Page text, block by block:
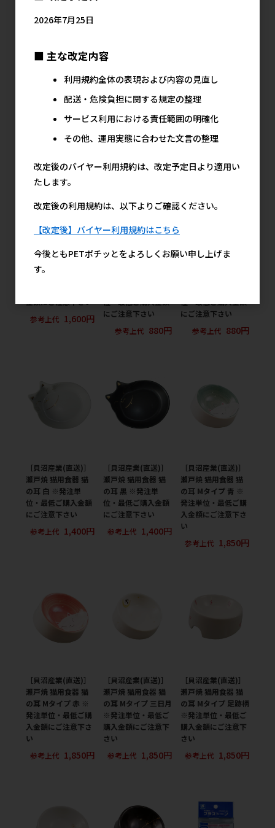
瀬戸焼 猫用食器 猫
位・最低ご購入金額
瀬戸焼 猫用食器 猫
単位・最低ご購入金
額にご注意下さい
猫の耳 深皿 白 ※発
金額にご注意下さい
参考上代
［貝沼産業(直送)］
金額にご注意下さい
参考上代 1,600円
位・最低ご購入金額
にご注意下さい
参考上代 880円
位・最低ご購入金額
にご注意下さい
参考上代 880円
［貝沼産業(直送)］
瀬戸焼 猫用食器 猫
の耳 白 ※発注単
位・最低ご購入金額
にご注意下さい
参考上代 1,400円
［貝沼産業(直送)］
瀬戸焼 猫用食器 猫
の耳 黒 ※発注単
位・最低ご購入金額
にご注意下さい
参考上代 1,400円
［貝沼産業(直送)］
瀬戸焼 猫用食器 猫
の耳 Mタイプ 青 ※
発注単位・最低ご購
入金額にご注意下さ
い
参考上代 1,850円
［貝沼産業(直送)］
瀬戸焼 猫用食器 猫
の耳 Mタイプ 赤 ※
発注単位・最低ご購
入金額にご注意下さ
い
参考上代 1,850円
［貝沼産業(直送)］
瀬戸焼 猫用食器 猫
の耳 Mタイプ 三日月
※発注単位・最低ご
購入金額にご注意下
さい
参考上代 1,850円
［貝沼産業(直送)］
瀬戸焼 猫用食器 猫
の耳 Mタイプ 足跡柄
※発注単位・最低ご
購入金額にご注意下
さい
参考上代 1,850円
2026年7月25日
■ 主な改定内容
利用規約全体の表現および内容の見直し
配送・危険負担に関する規定の整理
サービス利用における責任範囲の明確化
その他、運用実態に合わせた文言の整理
改定後のバイヤー利用規約は、改定予定日より適用い
たします。
改定後の利用規約は、以下よりご確認ください。
【改定後】バイヤー利用規約はこちら
今後ともPETポチッとをよろしくお願い申し上げま
す。